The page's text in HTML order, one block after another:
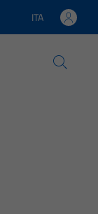
Lingua attiva:
ITA